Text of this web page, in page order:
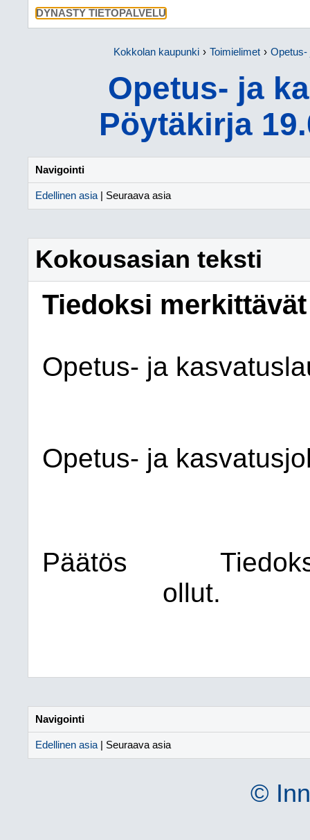
DYNASTY TIETOPALVELU
Kokkolan kaupunki Toimielimet Opetus-
Opetus- ja
Pöytäkirja
Navigointi
Edellinen asia | Seuraava asia
Kokousasian teksti
Tiedoksi
Opetus- ja
Opetus- ja
Päätös
ollut.
Navigointi
Edellinen asia | Seuraava asia
©